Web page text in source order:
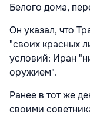
Белого дома,
Он указал, что
"своих красных
условий: Иран
оружием".
Ранее в тот же
своими